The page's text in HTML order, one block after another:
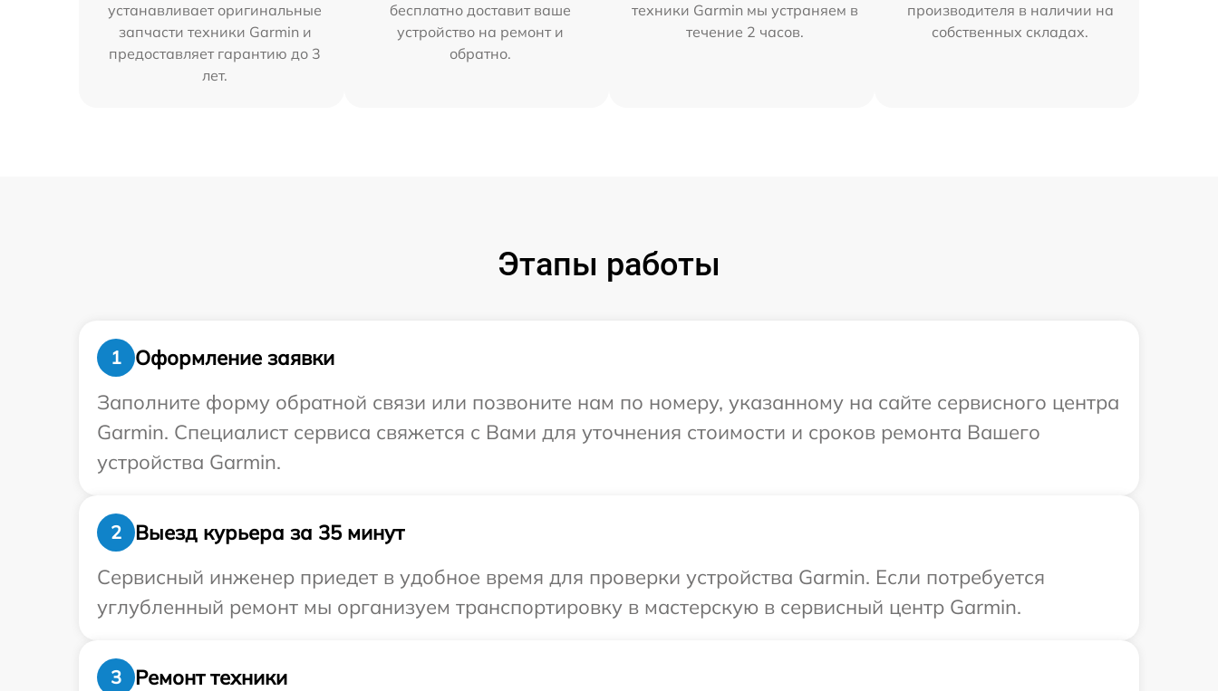
устанавливает оригинальные
запчасти техники Garmin и
предоставляет гарантию до 3
лет.
бесплатно доставит ваше
устройство на ремонт и
обратно.
техники Garmin мы устраняем в
течение 2 часов.
производителя в наличии на
собственных складах.
Этапы работы
1
Оформление заявки
Заполните форму обратной связи или позвоните нам по номеру, указанному на сайте сервисного центра
Garmin. Специалист сервиса свяжется с Вами для уточнения стоимости и сроков ремонта Вашего
устройства Garmin.
2
Выезд курьера за 35 минут
Сервисный инженер приедет в удобное время для проверки устройства Garmin. Если потребуется
углубленный ремонт мы организуем транспортировку в мастерскую в сервисный центр Garmin.
3
Ремонт техники